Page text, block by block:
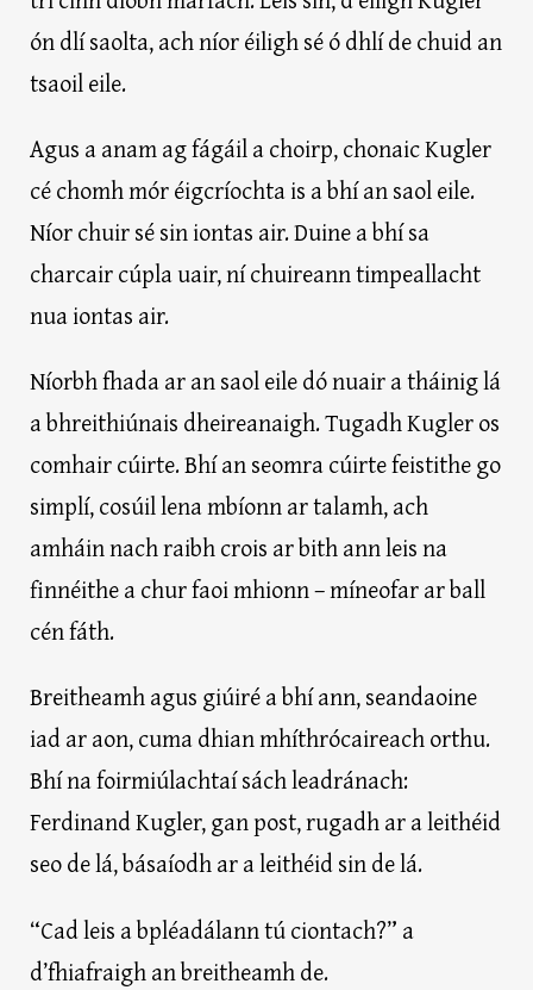
ón dlí saolta, ach níor éiligh sé ó dhlí de chuid an
tsaoil eile.
Agus a anam ag fágáil a choirp, chonaic Kugler
cé chomh mór éigcríochta is a bhí an saol eile.
Níor chuir sé sin iontas air. Duine a bhí sa
charcair cúpla uair, ní chuireann timpeallacht
nua iontas air.
Níorbh fhada ar an saol eile dó nuair a tháinig lá
a bhreithiúnais dheireanaigh. Tugadh Kugler os
comhair cúirte. Bhí an seomra cúirte feistithe go
simplí, cosúil lena mbíonn ar talamh, ach
amháin nach raibh crois ar bith ann leis na
finnéithe a chur faoi mhionn – míneofar ar ball
cén fáth.
Breitheamh agus giúiré a bhí ann, seandaoine
iad ar aon, cuma dhian mhíthrócaireach orthu.
Bhí na foirmiúlachtaí sách leadránach:
Ferdinand Kugler, gan post, rugadh ar a leithéid
seo de lá, básaíodh ar a leithéid sin de lá.
“Cad leis a bpléadálann tú ciontach?” a
d’fhiafraigh an breitheamh de.